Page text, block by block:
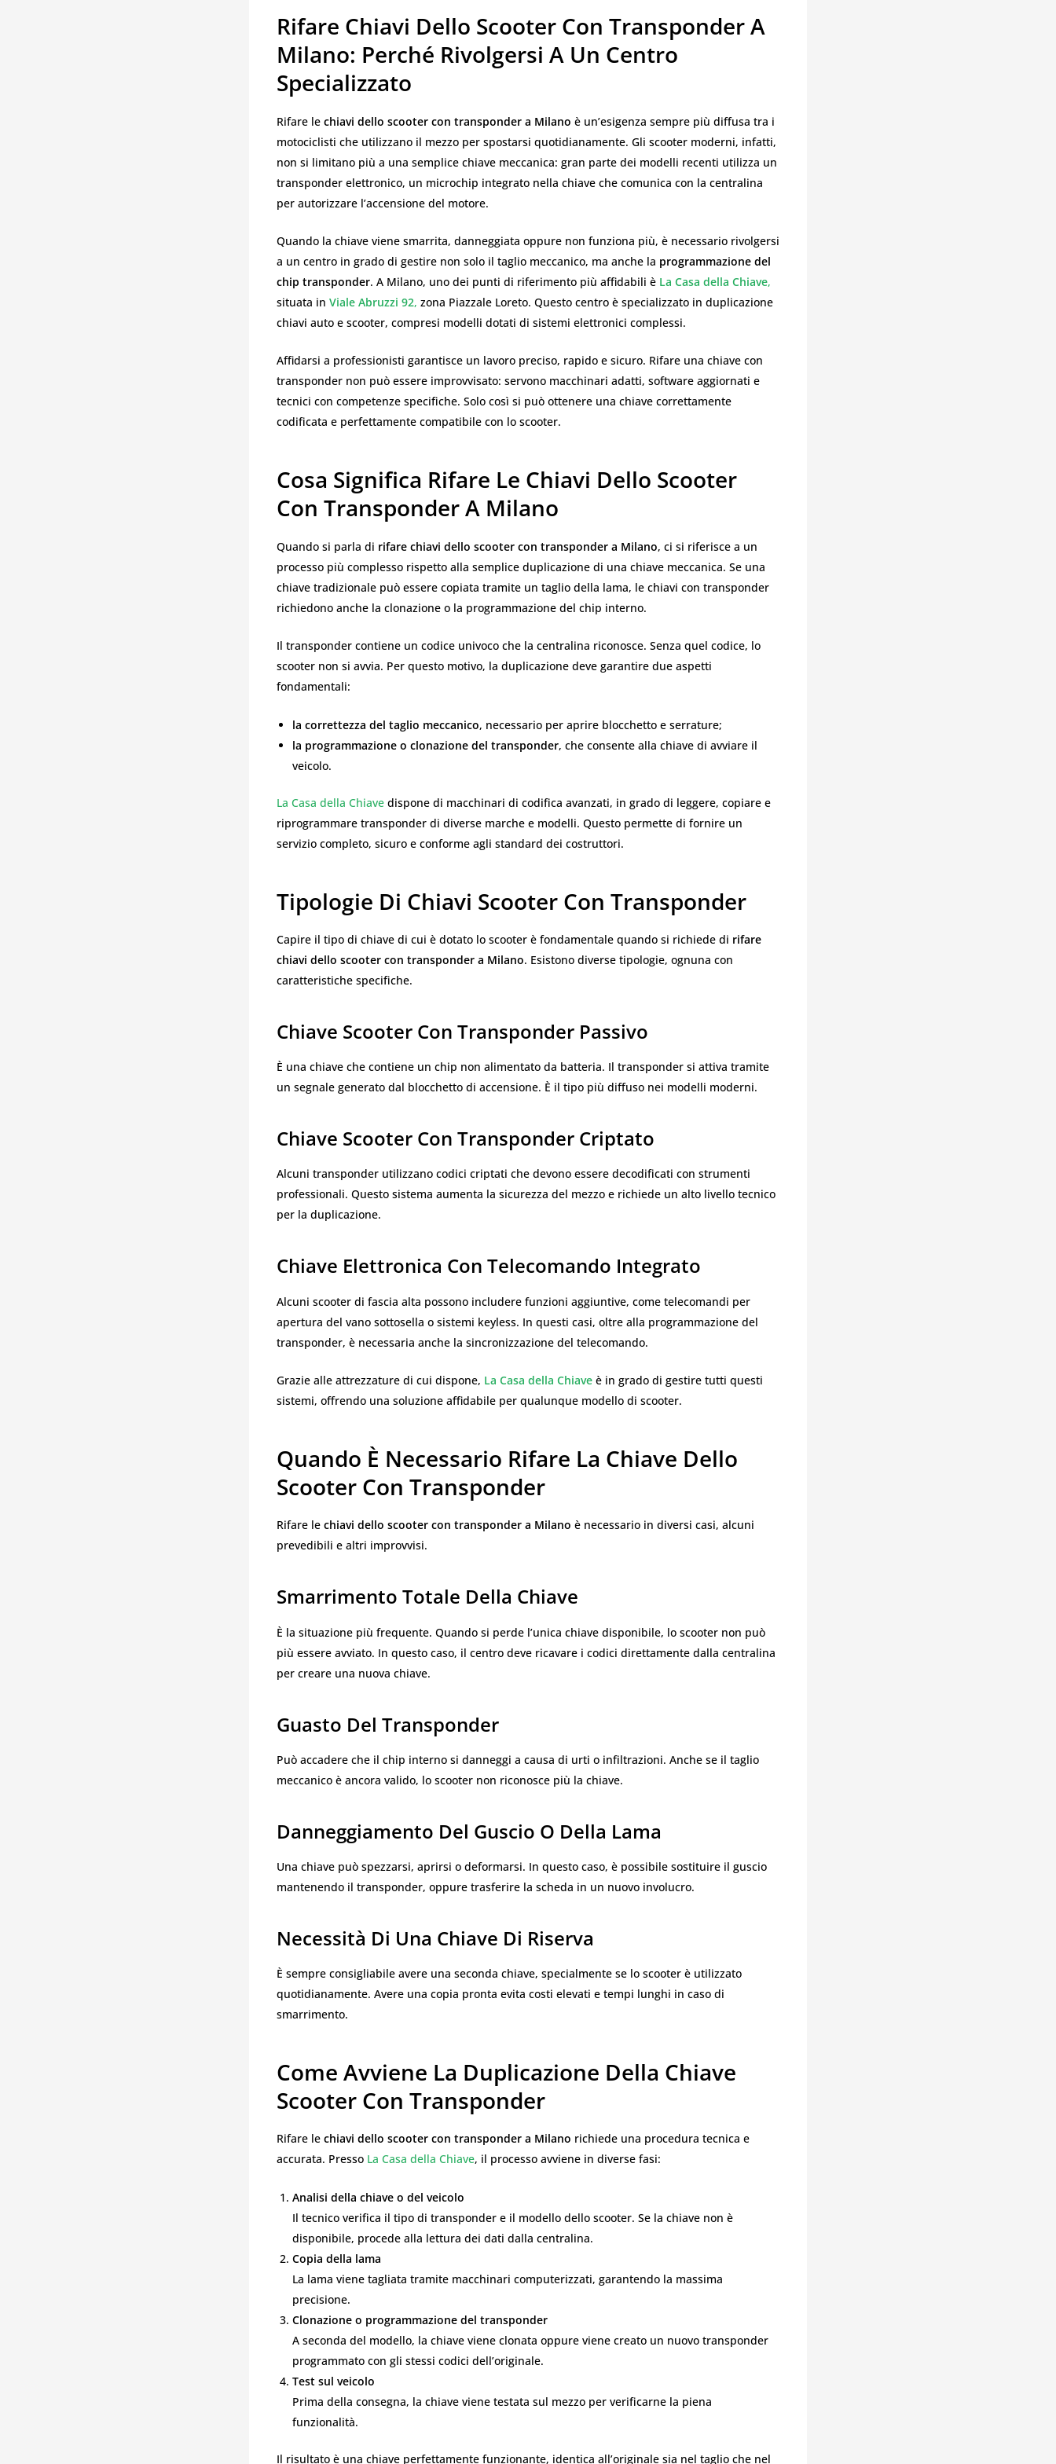
Rifare Chiavi Dello Scooter Con Transponder A
Milano: Perché Rivolgersi A Un Centro
Specializzato
Rifare le chiavi dello scooter con transponder a Milano è un’esigenza sempre più diffusa tra i
motociclisti che utilizzano il mezzo per spostarsi quotidianamente. Gli scooter moderni, infatti,
non si limitano più a una semplice chiave meccanica: gran parte dei modelli recenti utilizza un
transponder elettronico, un microchip integrato nella chiave che comunica con la centralina
per autorizzare l’accensione del motore.
Quando la chiave viene smarrita, danneggiata oppure non funziona più, è necessario rivolgersi
a un centro in grado di gestire non solo il taglio meccanico, ma anche la programmazione del
chip transponder. A Milano, uno dei punti di riferimento più affidabili è La Casa della Chiave,
situata in Viale Abruzzi 92, zona Piazzale Loreto. Questo centro è specializzato in duplicazione
chiavi auto e scooter, compresi modelli dotati di sistemi elettronici complessi.
Affidarsi a professionisti garantisce un lavoro preciso, rapido e sicuro. Rifare una chiave con
transponder non può essere improvvisato: servono macchinari adatti, software aggiornati e
tecnici con competenze specifiche. Solo così si può ottenere una chiave correttamente
codificata e perfettamente compatibile con lo scooter.
Cosa Significa Rifare Le Chiavi Dello Scooter
Con Transponder A Milano
Quando si parla di rifare chiavi dello scooter con transponder a Milano, ci si riferisce a un
processo più complesso rispetto alla semplice duplicazione di una chiave meccanica. Se una
chiave tradizionale può essere copiata tramite un taglio della lama, le chiavi con transponder
richiedono anche la clonazione o la programmazione del chip interno.
Il transponder contiene un codice univoco che la centralina riconosce. Senza quel codice, lo
scooter non si avvia. Per questo motivo, la duplicazione deve garantire due aspetti
fondamentali:
la correttezza del taglio meccanico, necessario per aprire blocchetto e serrature;
la programmazione o clonazione del transponder, che consente alla chiave di avviare il
veicolo.
La Casa della Chiave dispone di macchinari di codifica avanzati, in grado di leggere, copiare e
riprogrammare transponder di diverse marche e modelli. Questo permette di fornire un
servizio completo, sicuro e conforme agli standard dei costruttori.
Tipologie Di Chiavi Scooter Con Transponder
Capire il tipo di chiave di cui è dotato lo scooter è fondamentale quando si richiede di rifare
chiavi dello scooter con transponder a Milano. Esistono diverse tipologie, ognuna con
caratteristiche specifiche.
Chiave Scooter Con Transponder Passivo
È una chiave che contiene un chip non alimentato da batteria. Il transponder si attiva tramite
un segnale generato dal blocchetto di accensione. È il tipo più diffuso nei modelli moderni.
Chiave Scooter Con Transponder Criptato
Alcuni transponder utilizzano codici criptati che devono essere decodificati con strumenti
professionali. Questo sistema aumenta la sicurezza del mezzo e richiede un alto livello tecnico
per la duplicazione.
Chiave Elettronica Con Telecomando Integrato
Alcuni scooter di fascia alta possono includere funzioni aggiuntive, come telecomandi per
apertura del vano sottosella o sistemi keyless. In questi casi, oltre alla programmazione del
transponder, è necessaria anche la sincronizzazione del telecomando.
Grazie alle attrezzature di cui dispone, La Casa della Chiave è in grado di gestire tutti questi
sistemi, offrendo una soluzione affidabile per qualunque modello di scooter.
Quando È Necessario Rifare La Chiave Dello
Scooter Con Transponder
Rifare le chiavi dello scooter con transponder a Milano è necessario in diversi casi, alcuni
prevedibili e altri improvvisi.
Smarrimento Totale Della Chiave
È la situazione più frequente. Quando si perde l’unica chiave disponibile, lo scooter non può
più essere avviato. In questo caso, il centro deve ricavare i codici direttamente dalla centralina
per creare una nuova chiave.
Guasto Del Transponder
Può accadere che il chip interno si danneggi a causa di urti o infiltrazioni. Anche se il taglio
meccanico è ancora valido, lo scooter non riconosce più la chiave.
Danneggiamento Del Guscio O Della Lama
Una chiave può spezzarsi, aprirsi o deformarsi. In questo caso, è possibile sostituire il guscio
mantenendo il transponder, oppure trasferire la scheda in un nuovo involucro.
Necessità Di Una Chiave Di Riserva
È sempre consigliabile avere una seconda chiave, specialmente se lo scooter è utilizzato
quotidianamente. Avere una copia pronta evita costi elevati e tempi lunghi in caso di
smarrimento.
Come Avviene La Duplicazione Della Chiave
Scooter Con Transponder
Rifare le chiavi dello scooter con transponder a Milano richiede una procedura tecnica e
accurata. Presso La Casa della Chiave, il processo avviene in diverse fasi:
Analisi della chiave o del veicolo
Il tecnico verifica il tipo di transponder e il modello dello scooter. Se la chiave non è
disponibile, procede alla lettura dei dati dalla centralina.
Copia della lama
La lama viene tagliata tramite macchinari computerizzati, garantendo la massima
precisione.
Clonazione o programmazione del transponder
A seconda del modello, la chiave viene clonata oppure viene creato un nuovo transponder
programmato con gli stessi codici dell’originale.
Test sul veicolo
Prima della consegna, la chiave viene testata sul mezzo per verificarne la piena
funzionalità.
Il risultato è una chiave perfettamente funzionante, identica all’originale sia nel taglio che nel